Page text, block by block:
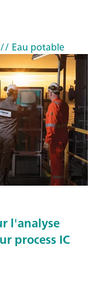
// Eau potable
l'analyse
process IC